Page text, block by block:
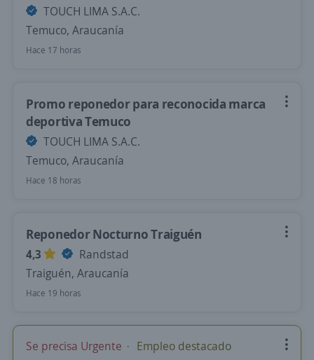
TOUCH LIMA S.A.C.
Temuco, Araucanía
Hace 17 horas
Promo reponedor para reconocida marca
deportiva Temuco
TOUCH LIMA S.A.C.
Temuco, Araucanía
Hace 18 horas
Reponedor Nocturno Traiguén
4,3
Randstad
Traiguén, Araucanía
Hace 19 horas
Se precisa Urgente Empleo destacado